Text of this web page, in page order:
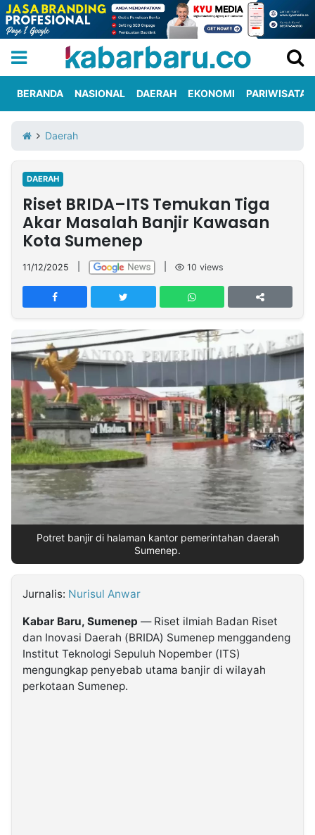
Iklan
Berita
Kami
Nasional
International
Olahraga
Entertainment
Daerah
Pariwisata
Kuliner
Kolom
Network
PT
TREETAN
INDONESIA
Partner
Insight
NTB
Suara
Time
Lens
IDN
Daily
Jogja
Jalan
Rakyat
Idealita
News
Kita
Notice
Dinamikapost.com
Radar
Baru
Seedbacklink
Follow
Kabarbaru
Kabarbaru.co
2026
BERANDA NASIONAL DAERAH EKONOMI PARIWISATA
Daerah
DAERAH
Riset BRIDA–ITS Temukan Tiga
Akar Masalah Banjir Kawasan
Kota Sumenep
11/12/2025 10 views
Potret banjir di halaman kantor pemerintahan daerah
Sumenep.
Jurnalis: Nurisul Anwar
Kabar Baru, Sumenep — Riset ilmiah Badan Riset
dan Inovasi Daerah (BRIDA) Sumenep menggandeng
Institut Teknologi Sepuluh Nopember (ITS)
mengungkap penyebab utama banjir di wilayah
perkotaan Sumenep.